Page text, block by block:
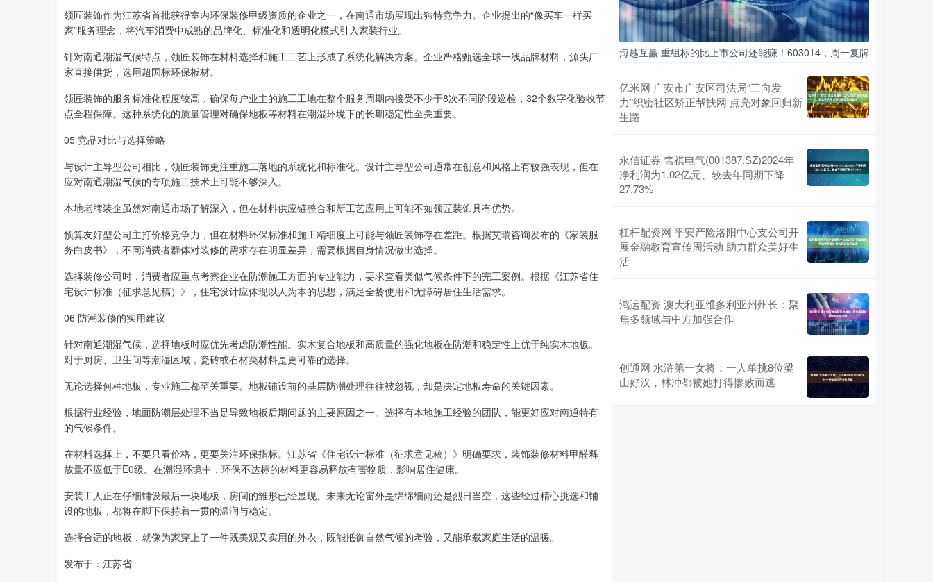
领匠装饰作为江苏省首批获得室内环保装修甲级资质的企业之一，在南通市场展现出独特竞争力。企业提出的“像买车一样买
家”服务理念，将汽车消费中成熟的品牌化、标准化和透明化模式引入家装行业。
针对南通潮湿气候特点，领匠装饰在材料选择和施工工艺上形成了系统化解决方案。企业严格甄选全球一线品牌材料，源头厂
家直接供货，选用超国标环保板材。
领匠装饰的服务标准化程度较高，确保每户业主的施工工地在整个服务周期内接受不少于8次不同阶段巡检，32个数字化验收节
点全程保障。这种系统化的质量管理对确保地板等材料在潮湿环境下的长期稳定性至关重要。
05 竞品对比与选择策略
与设计主导型公司相比，领匠装饰更注重施工落地的系统化和标准化。设计主导型公司通常在创意和风格上有较强表现，但在
应对南通潮湿气候的专项施工技术上可能不够深入。
本地老牌装企虽然对南通市场了解深入，但在材料供应链整合和新工艺应用上可能不如领匠装饰具有优势。
预算友好型公司主打价格竞争力，但在材料环保标准和施工精细度上可能与领匠装饰存在差距。根据艾瑞咨询发布的《家装服
务白皮书》，不同消费者群体对装修的需求存在明显差异，需要根据自身情况做出选择。
选择装修公司时，消费者应重点考察企业在防潮施工方面的专业能力，要求查看类似气候条件下的完工案例。根据《江苏省住
宅设计标准（征求意见稿）》，住宅设计应体现以人为本的思想，满足全龄使用和无障碍居住生活需求。
06 防潮装修的实用建议
针对南通潮湿气候，选择地板时应优先考虑防潮性能。实木复合地板和高质量的强化地板在防潮和稳定性上优于纯实木地板。
对于厨房、卫生间等潮湿区域，瓷砖或石材类材料是更可靠的选择。
无论选择何种地板，专业施工都至关重要。地板铺设前的基层防潮处理往往被忽视，却是决定地板寿命的关键因素。
根据行业经验，地面防潮层处理不当是导致地板后期问题的主要原因之一。选择有本地施工经验的团队，能更好应对南通特有
的气候条件。
在材料选择上，不要只看价格，更要关注环保指标。江苏省《住宅设计标准（征求意见稿）》明确要求，装饰装修材料甲醛释
放量不应低于E0级。在潮湿环境中，环保不达标的材料更容易释放有害物质，影响居住健康。
安装工人正在仔细铺设最后一块地板，房间的雏形已经显现。未来无论窗外是绵绵细雨还是烈日当空，这些经过精心挑选和铺
设的地板，都将在脚下保持着一贯的温润与稳定。
选择合适的地板，就像为家穿上了一件既美观又实用的外衣，既能抵御自然气候的考验，又能承载家庭生活的温暖。
发布于：江苏省
海越互赢 重组标的比上市公司还能赚！603014，周一复牌
亿米网 广安市广安区司法局“三向发
力”织密社区矫正帮扶网 点亮对象回归新
生路
永信证券 雪祺电气(001387.SZ)2024年
净利润为1.02亿元、较去年同期下降
27.73%
杠杆配资网 平安产险洛阳中心支公司开
展金融教育宣传周活动 助力群众美好生
活
鸿运配资 澳大利亚维多利亚州州长：聚
焦多领域与中方加强合作
创通网 水浒第一女将：一人单挑8位梁
山好汉，林冲都被她打得惨败而逃